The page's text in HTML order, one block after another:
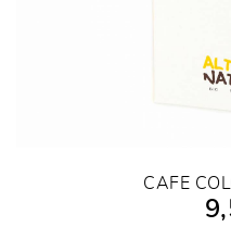
AFEGIR A
CAFE